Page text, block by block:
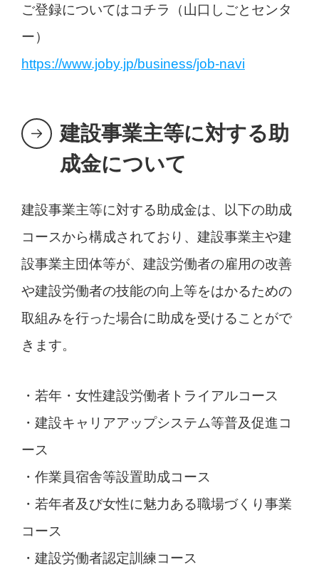
ご登録についてはコチラ（山口しごとセンタ
ー）
https://www.joby.jp/business/job-navi
建設事業主等に対する助
成金について
建設事業主等に対する助成金は、以下の助成
コースから構成されており、建設事業主や建
設事業主団体等が、建設労働者の雇用の改善
や建設労働者の技能の向上等をはかるための
取組みを行った場合に助成を受けることがで
きます。
若年・女性建設労働者トライアルコース
建設キャリアアップシステム等普及促進コ
ース
作業員宿舎等設置助成コース
若年者及び女性に魅力ある職場づくり事業
コース
建設労働者認定訓練コース